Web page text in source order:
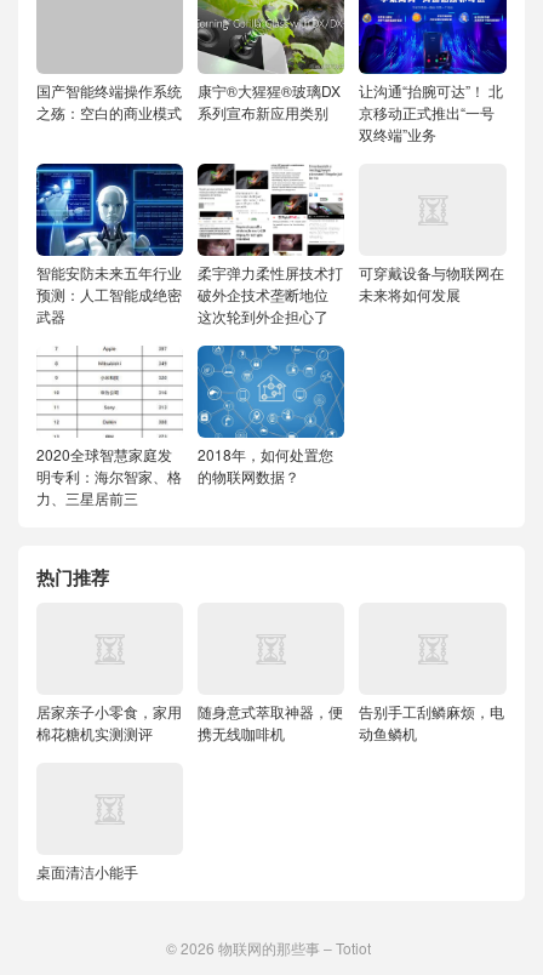
国产智能终端操作系统
之殇：空白的商业模式
康宁®大猩猩®玻璃DX
系列宣布新应用类别
让沟通“抬腕可达”！ 北
京移动正式推出“一号
双终端”业务
智能安防未来五年行业
预测：人工智能成绝密
武器
柔宇弹力柔性屏技术打
破外企技术垄断地位
这次轮到外企担心了
可穿戴设备与物联网在
未来将如何发展
2020全球智慧家庭发
明专利：海尔智家、格
力、三星居前三
2018年，如何处置您
的物联网数据？
热门推荐
居家亲子小零食，家用
棉花糖机实测测评
随身意式萃取神器，便
携无线咖啡机
告别手工刮鳞麻烦，电
动鱼鳞机
桌面清洁小能手
© 2026 物联网的那些事 – Totiot